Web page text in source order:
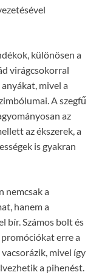
különösen a
virágcsokorral
mivel a
A szegfű
az
az ékszerek, a
is gyakran
nemcsak a
hanem a
bír. Számos bolt és
erre a
mivel így
a pihenést.